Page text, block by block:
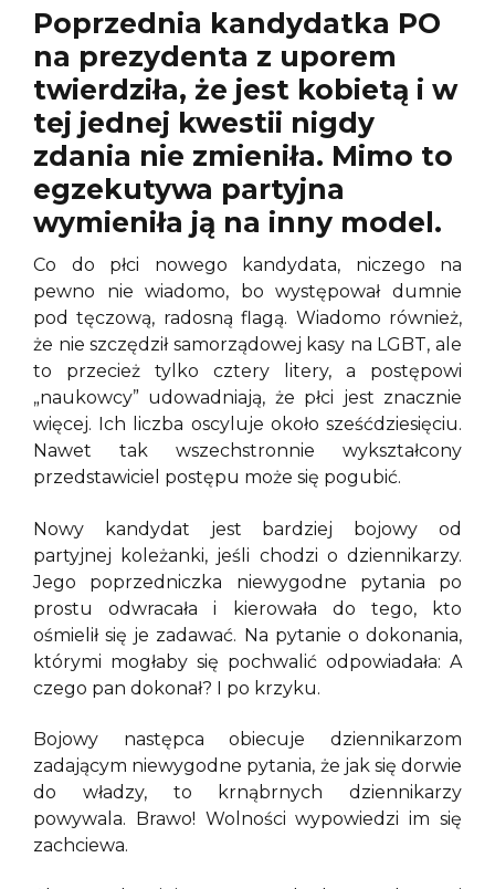
Poprzednia kandydatka PO
na prezydenta z uporem
twierdziła, że jest kobietą i w
tej jednej kwestii nigdy
zdania nie zmieniła. Mimo to
egzekutywa partyjna
wymieniła ją na inny model.
Co do płci nowego kandydata, niczego na
pewno nie wiadomo, bo występował dumnie
pod tęczową, radosną flagą. Wiadomo również,
że nie szczędził samorządowej kasy na LGBT, ale
to przecież tylko cztery litery, a postępowi
„naukowcy” udowadniają, że płci jest znacznie
więcej. Ich liczba oscyluje około sześćdziesięciu.
Nawet tak wszechstronnie wykształcony
przedstawiciel postępu może się pogubić.
Nowy kandydat jest bardziej bojowy od
partyjnej koleżanki, jeśli chodzi o dziennikarzy.
Jego poprzedniczka niewygodne pytania po
prostu odwracała i kierowała do tego, kto
ośmielił się je zadawać. Na pytanie o dokonania,
którymi mogłaby się pochwalić odpowiadała: A
czego pan dokonał? I po krzyku.
Bojowy następca obiecuje dziennikarzom
zadającym niewygodne pytania, że jak się dorwie
do władzy, to krnąbrnych dziennikarzy
powywala. Brawo! Wolności wypowiedzi im się
zachciewa.